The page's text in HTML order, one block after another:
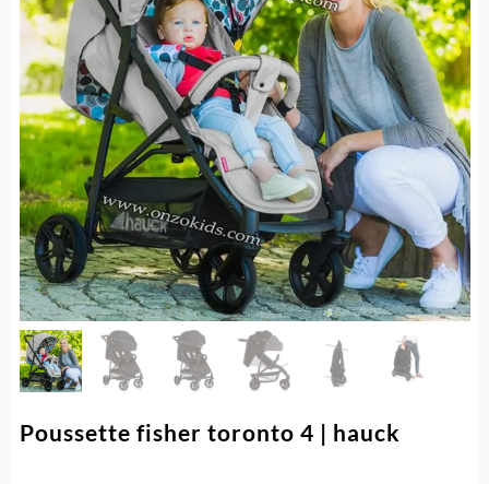
Poussette fisher toronto 4 | hauck